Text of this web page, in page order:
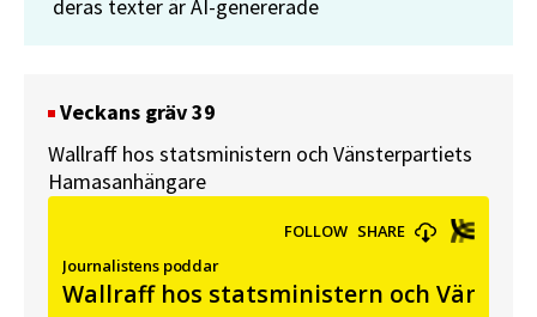
deras texter är AI-genererade
Veckans gräv 39
Wallraff hos statsministern och Vänsterpartiets
Hamasanhängare